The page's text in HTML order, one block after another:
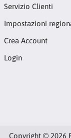
Servizio Clienti
Impostazioni
Crea Account
Login
Copyright © 2026